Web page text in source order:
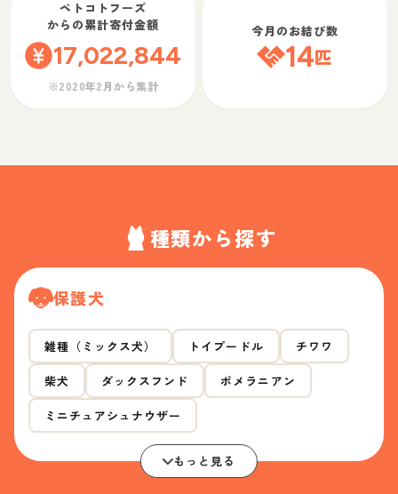
ペトコトフーズ
からの累計寄付金額
17,022,844
※2020年2月から集計
今月のお結び数
14匹
種類から探す
保護犬
雑種（ミックス犬） トイプードル チワワ
柴犬 ダックスフンド ポメラニアン
ミニチュアシュナウザー
もっと見る